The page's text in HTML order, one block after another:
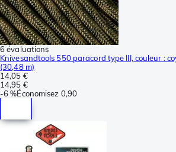
6 évaluations
Knivesandtools 550 paracord type III, couleur :
(30,48 m)
14,05 €
14,95 €
-6 %Économisez 0,90